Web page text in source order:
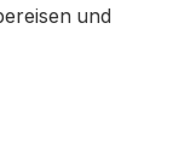
und